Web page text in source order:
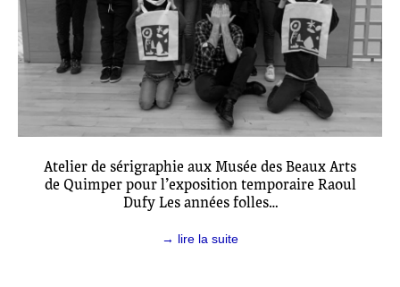
Atelier de sérigraphie aux Musée des Beaux Arts
de Quimper pour l’exposition temporaire Raoul
Dufy Les années folles…
→ lire la suite